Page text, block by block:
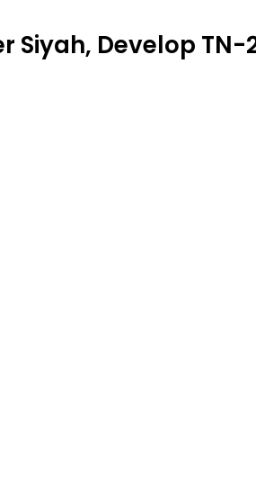
Siyah, Develop